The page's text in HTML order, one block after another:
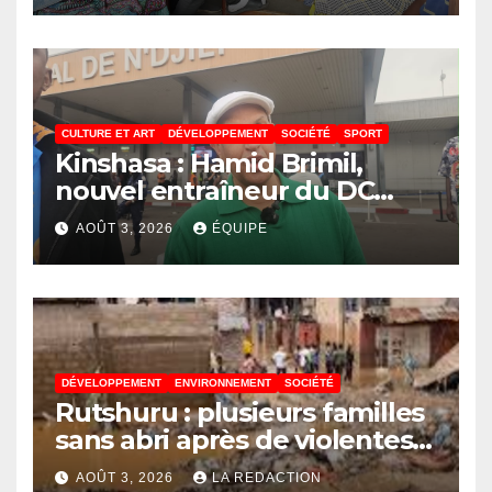
une expansion annoncée
CULTURE ET ART DÉVELOPPEMENT SOCIÉTÉ SPORT
Kinshasa : Hamid Brimil,
nouvel entraîneur du DC
Virunga sur place, cap sur les
préparatifs de la Coupe de la
Confédération de la CAF
AOÛT 3, 2026 ÉQUIPE
DÉVELOPPEMENT ENVIRONNEMENT SOCIÉTÉ
Rutshuru : plusieurs familles
sans abri après de violentes
intempéries à Vitshumbi
AOÛT 3, 2026 LA REDACTION